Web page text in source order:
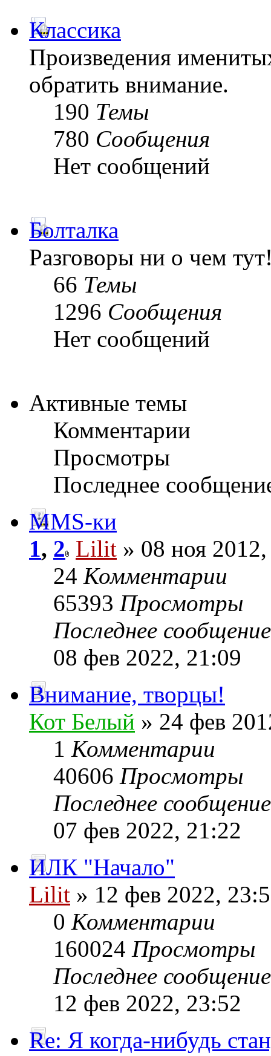
Классика
Произведения
обратить внимание.
190 Темы
780 Сообщения
Нет сообщений
Болталка
Разговоры ни о чем
66 Темы
1296 Сообщения
Нет сообщений
Активные темы
Комментарии
Просмотры
Последнее
MMS-ки
1, 2 Lilit » 08 ноя
24 Комментарии
65393 Просмотры
Последнее
08 фев 2022, 21:09
Внимание, творцы!
Кот Белый » 24 фев
1 Комментарии
40606 Просмотры
Последнее
07 фев 2022, 21:22
ИЛК "Начало"
Lilit » 12 фев 2022,
0 Комментарии
160024 Просмотры
Последнее
12 фев 2022, 23:52
Re: Я когда-нибудь